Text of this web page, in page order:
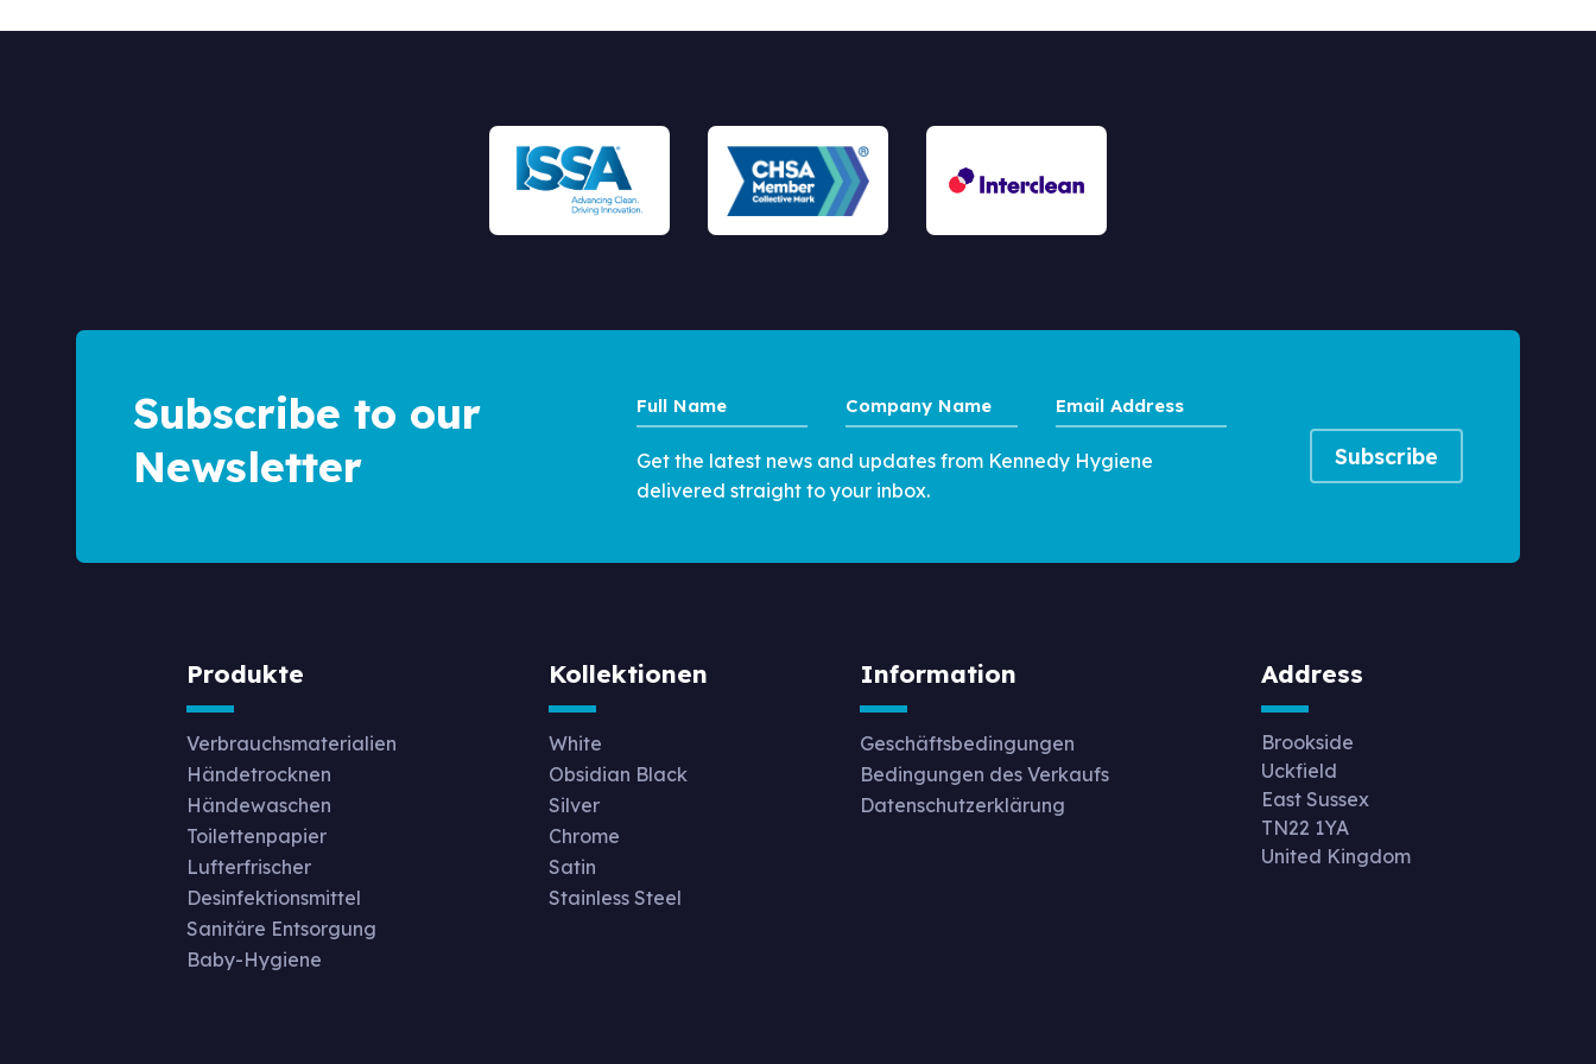
Subscribe to our
Newsletter
Full
Company
Email
Get the latest news and updates from Kennedy Hygiene
delivered straight to your inbox.
Produkte
Verbrauchsmaterialien
Händetrocknen
Händewaschen
Toilettenpapier
Lufterfrischer
Desinfektionsmittel
Sanitäre Entsorgung
Baby-Hygiene
Kollektionen
White
Obsidian Black
Silver
Chrome
Satin
Stainless Steel
Information
Geschäftsbedingungen
Bedingungen des Verkaufs
Datenschutzerklärung
Address
Brookside
Uckfield
East Sussex
TN22 1YA
United Kingdom